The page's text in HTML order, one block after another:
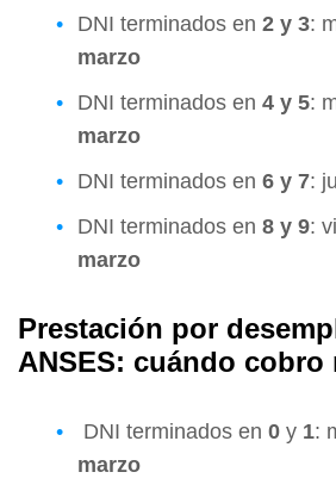
DNI terminados en 2 y 3:
marzo
DNI terminados en 4 y 5:
marzo
DNI terminados en 6 y 7:
DNI terminados en 8 y 9:
marzo
Prestación por
ANSES: cuándo cobro
DNI terminados en 0 y 1:
marzo